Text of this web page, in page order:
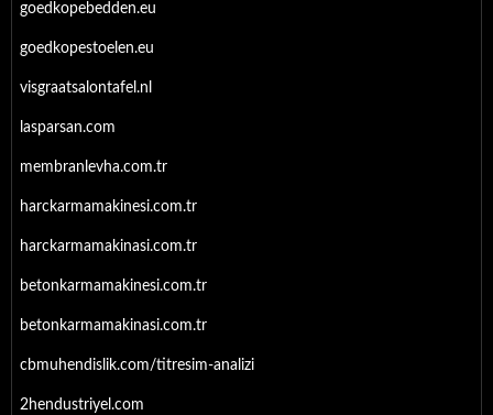
goedkopebedden.eu
goedkopestoelen.eu
visgraatsalontafel.nl
lasparsan.com
membranlevha.com.tr
harckarmamakinesi.com.tr
harckarmamakinasi.com.tr
betonkarmamakinesi.com.tr
betonkarmamakinasi.com.tr
cbmuhendislik.com/titresim-analizi
2hendustriyel.com